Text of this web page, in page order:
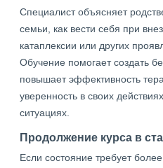
Специалист объясняет
семьи, как вести себя при
катаплексии или других
Обучение помогает создать
повышает эффективность
уверенность в своих
ситуациях.
Продолжение курса в
Если состояние требует